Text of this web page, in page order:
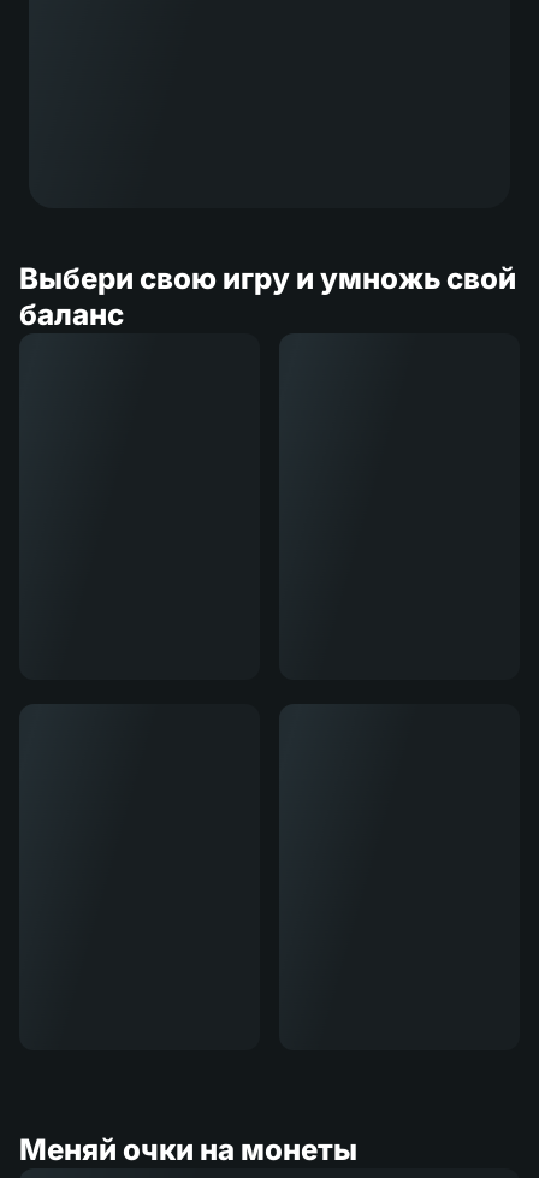
Выбери свою игру и умножь свой
баланс
Меняй очки на монеты